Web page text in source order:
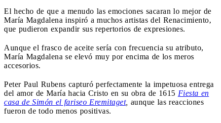
El hecho de que a menudo las emociones sacaran lo mejor de
María Magdalena inspiró a muchos artistas del Renacimiento,
que pudieron expandir sus repertorios de expresiones.
Aunque el frasco de aceite sería con frecuencia su atributo,
María Magdalena se elevó muy por encima de los meros
accesorios.
Peter Paul Rubens capturó perfectamente la impetuosa entrega
del amor de María hacia Cristo en su obra de 1615 Fiesta en
casa de Simón el fariseo Eremitaget, aunque las reacciones
fueron de todo menos positivas.